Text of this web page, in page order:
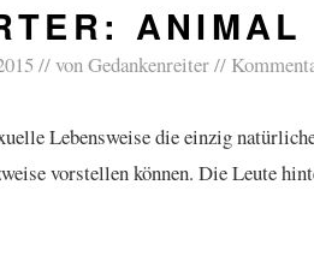
ANIMAL
vonGedankenreiter
Lebensweise die einzig
vorstellen können. Die Leute